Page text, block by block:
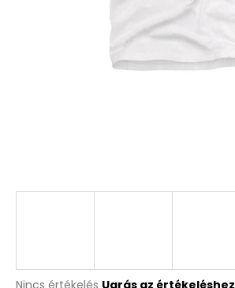
A
Nincs értékelés Ugrás az értékeléshez